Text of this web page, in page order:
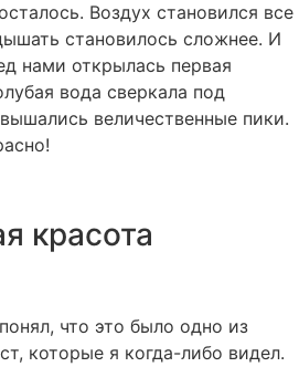
Воздух становился все
становилось сложнее. И
нами открылась первая
вода сверкала под
величественные пики.
красота
что это было одно из
которые я когда-либо видел.